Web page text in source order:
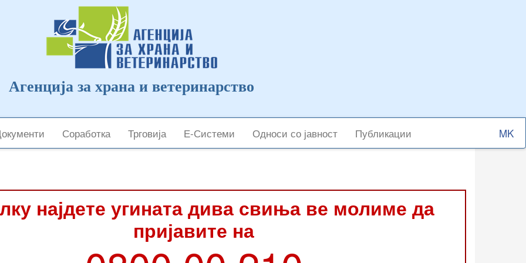
Агенција за храна и ветеринарство
Соработка Трговија Е-Системи Односи со јавност Публикации
Select
your
најдете угината дива свиња ве молиме да
пријавите на